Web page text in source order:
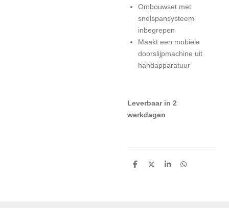
Ombouwset met
snelspansysteem
inbegrepen
Maakt een mobiele
doorslijpmachine uit
handapparatuur
Leverbaar in 2
werkdagen
D
D
S
D